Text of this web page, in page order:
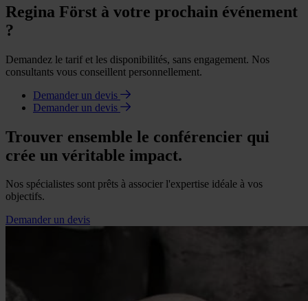
Regina Först à votre prochain événement
?
Demandez le tarif et les disponibilités, sans engagement. Nos
consultants vous conseillent personnellement.
Demander un devis
Demander un devis
Trouver ensemble le conférencier qui
crée un véritable impact.
Nos spécialistes sont prêts à associer l'expertise idéale à vos
objectifs.
Demander un devis